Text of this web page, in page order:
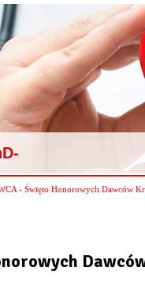
- Święto Honorowych Dawców